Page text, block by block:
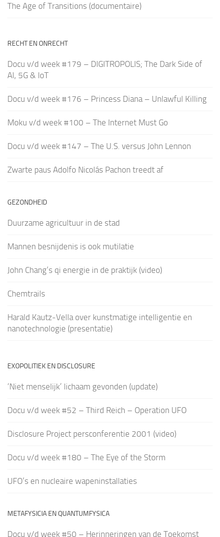
The Age of Transitions (documentaire)
RECHT EN ONRECHT
Docu v/d week #179 – DIGITROPOLIS; The Dark Side of
AI, 5G & IoT
Docu v/d week #176 – Princess Diana – Unlawful Killing
Moku v/d week #100 – The Internet Must Go
Docu v/d week #147 – The U.S. versus John Lennon
Zwarte paus Adolfo Nicolás Pachon treedt af
GEZONDHEID
Duurzame agricultuur in de stad
Mannen besnijdenis is ook mutilatie
John Chang’s qi energie in de praktijk (video)
Chemtrails
Harald Kautz-Vella over kunstmatige intelligentie en
nanotechnologie (presentatie)
EXOPOLITIEK EN DISCLOSURE
‘Niet menselijk’ lichaam gevonden (update)
Docu v/d week #52 – Third Reich – Operation UFO
Disclosure Project persconferentie 2001 (video)
Docu v/d week #180 – The Eye of the Storm
UFO’s en nucleaire wapeninstallaties
METAFYSICIA EN QUANTUMFYSICA
Docu v/d week #50 – Herinneringen van de Toekomst